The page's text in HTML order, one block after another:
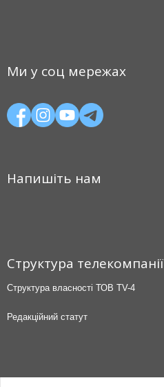
Ми у соц мережах
Напишіть нам
Структура телекомпанії
Структура власності ТОВ TV-4
Редакційний статут